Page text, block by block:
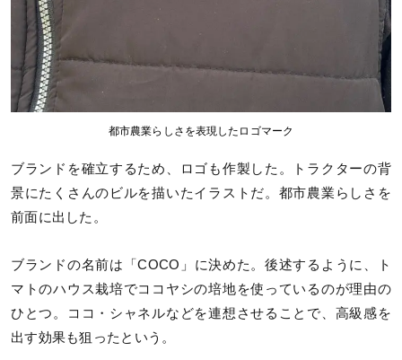
都市農業らしさを表現したロゴマーク
ブランドを確立するため、ロゴも作製した。トラクターの背
景にたくさんのビルを描いたイラストだ。都市農業らしさを
前面に出した。
ブランドの名前は「COCO」に決めた。後述するように、ト
マトのハウス栽培でココヤシの培地を使っているのが理由の
ひとつ。ココ・シャネルなどを連想させることで、高級感を
出す効果も狙ったという。